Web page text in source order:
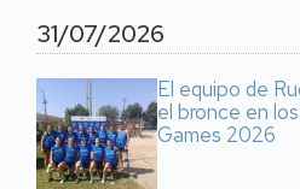
31/07/2026
El equipo de
el bronce en
Games 2026